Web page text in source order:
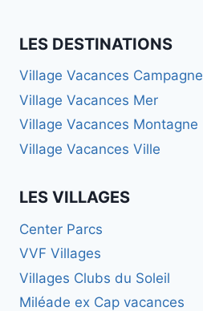
LES DESTINATIONS
Village Vacances Campagne
Village Vacances Mer
Village Vacances Montagne
Village Vacances Ville
LES VILLAGES
Center Parcs
VVF Villages
Villages Clubs du Soleil
Miléade ex Cap vacances